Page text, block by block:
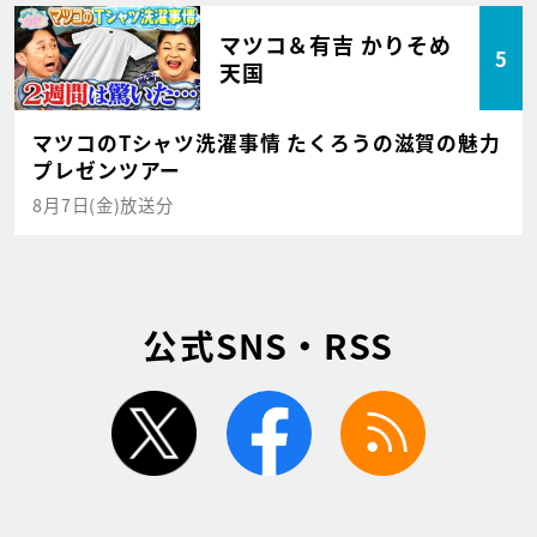
マツコ＆有吉 かりそめ
天国
5
マツコのTシャツ洗濯事情 たくろうの滋賀の魅力
プレゼンツアー
8月7日(金)放送分
公式SNS・RSS
twitter facebook